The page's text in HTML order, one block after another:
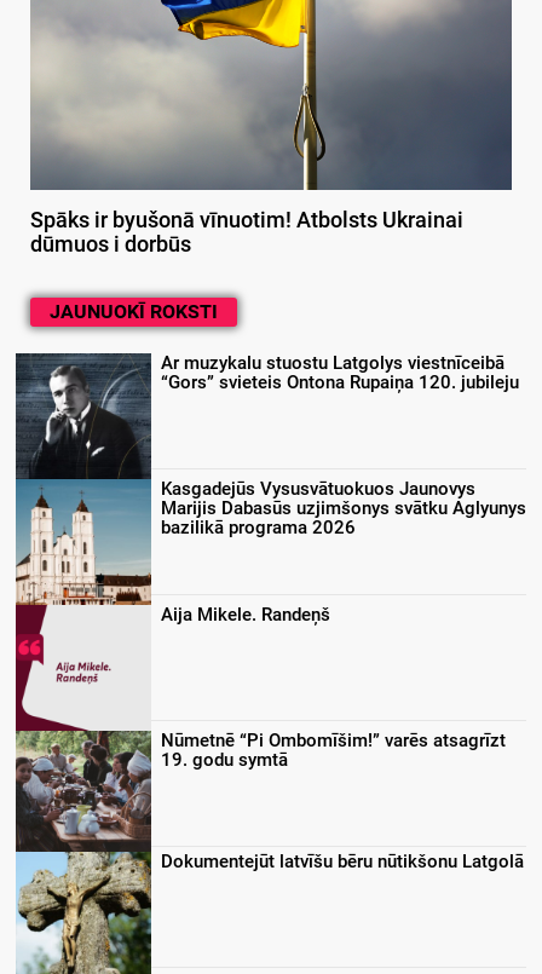
Spāks ir byušonā vīnuotim! Atbolsts Ukrainai
dūmuos i dorbūs
JAUNUOKĪ ROKSTI
Ar muzykalu stuostu Latgolys viestnīceibā
“Gors” svieteis Ontona Rupaiņa 120. jubileju
Kasgadejūs Vysusvātuokuos Jaunovys
Marijis Dabasūs uzjimšonys svātku Aglyunys
bazilikā programa 2026
Aija Mikele. Randeņš
Nūmetnē “Pi Ombomīšim!” varēs atsagrīzt
19. godu symtā
Dokumentejūt latvīšu bēru nūtikšonu Latgolā